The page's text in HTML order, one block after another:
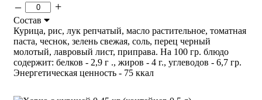
– +
Состав
Курица, рис, лук репчатый, масло растительное, томатная
паста, чеснок, зелень свежая, соль, перец черный
молотый, лавровый лист, приправа. На 100 гр. блюдо
содержит: белков - 2,9 г ., жиров - 4 г., углеводов - 6,7 гр.
Энергетическая ценность - 75 ккал